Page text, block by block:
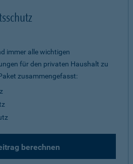
immer alle wichtigen
für den privaten Haushalt zu
zusammengefasst:
berechnen